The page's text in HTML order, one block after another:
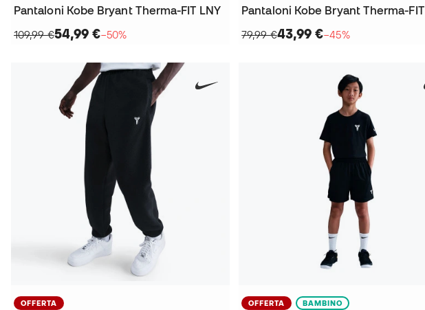
Pantaloni Kobe Bryant Therma-FIT LNY
109,99 €54,99 €−50%
Pantaloni Kobe Bryant Therma-FIT
79,99 €43,99 €−45%
OFFERTA OFFERTA BAMBINO